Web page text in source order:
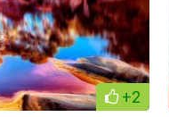
+2